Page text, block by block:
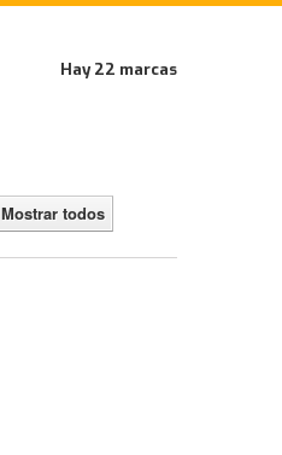
Hay 22 marcas
Mostrar todos